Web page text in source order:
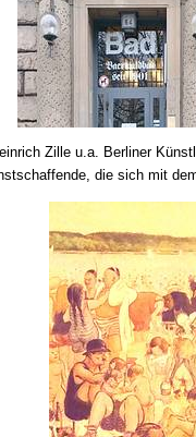
Zille u.a. Berliner
die sich mit